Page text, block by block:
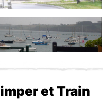
et Train